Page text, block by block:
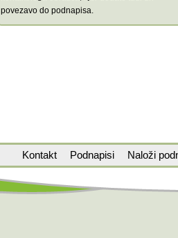
povezavo do podnapisa.
Kontakt Podnapisi Naloži